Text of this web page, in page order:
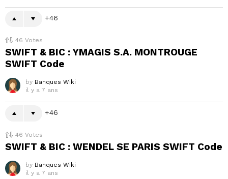
46
46 Votes
SWIFT & BIC : YMAGIS S.A. MONTROUGE
SWIFT Code
by Banques Wiki
il y a 7 ans
46
46 Votes
SWIFT & BIC : WENDEL SE PARIS SWIFT Code
by Banques Wiki
il y a 7 ans